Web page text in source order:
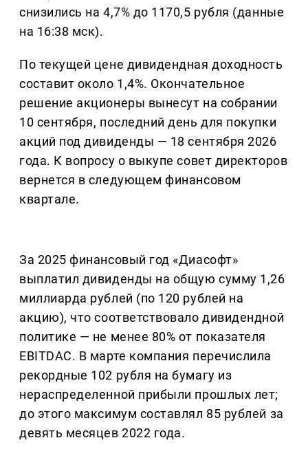
снизились на 4,7% до 1170,5 рубля (данные
на 16:38 мск).
По текущей цене дивидендная доходность
составит около 1,4%. Окончательное
решение акционеры вынесут на собрании
10 сентября, последний день для покупки
акций под дивиденды — 18 сентября 2026
года. К вопросу о выкупе совет директоров
вернется в следующем финансовом
квартале.
За 2025 финансовый год «Диасофт»
выплатил дивиденды на общую сумму 1,26
миллиарда рублей (по 120 рублей на
акцию), что соответствовало дивидендной
политике — не менее 80% от показателя
EBITDAC. В марте компания перечислила
рекордные 102 рубля на бумагу из
нераспределенной прибыли прошлых лет;
до этого максимум составлял 85 рублей за
девять месяцев 2022 года.